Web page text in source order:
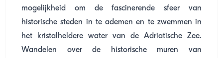
mogelijkheid om de fascinerende sfeer van
historische steden in te ademen en te zwemmen in
het kristalheldere water van de Adriatische Zee.
Wandelen over de historische muren van